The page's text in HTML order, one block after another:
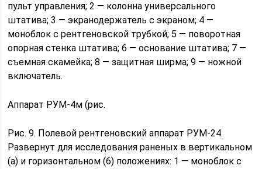
пульт управления; 2 — колонна универсального
штатива; 3 — экранодержатель с экраном; 4 —
моноблок с рентгеновской трубкой; 5 — поворотная
опорная стенка штатива; 6 — основание штатива; 7 —
съемная скамейка; 8 — защитная ширма; 9 — ножной
включатель.
Аппарат РУМ-4м (рис.
Рис. 9. Полевой рентгеновский аппарат РУМ-24.
Развернут для исследования раненых в вертикальном
(а) и горизонтальном (6) положениях: 1 — моноблок с